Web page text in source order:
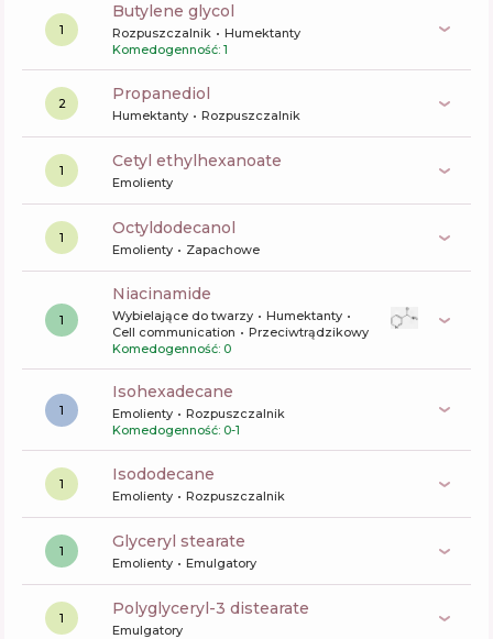
1
butylene glycol
Rozpuszczalnik
Humektanty
Komedogenność: 1
2 propanediol
Humektanty Rozpuszczalnik
1 cetyl ethylhexanoate
Emolienty
1 octyldodecanol
Emolienty Zapachowe
1
niacinamide
Wybielające do twarzy
Humektanty
Cell communication
Przeciwtrądzikowy
Komedogenność: 0
1
Isohexadecane
Emolienty
Rozpuszczalnik
Komedogenność: 0-1
1 isododecane
Emolienty Rozpuszczalnik
1 glyceryl stearate
Emolienty Emulgatory
1 polyglyceryl-3 distearate
Emulgatory